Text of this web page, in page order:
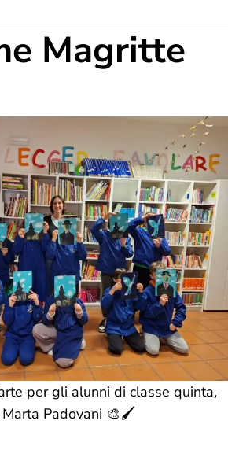
Magritte
per gli alunni di classe quinta,
Padovani 🎨🖌️